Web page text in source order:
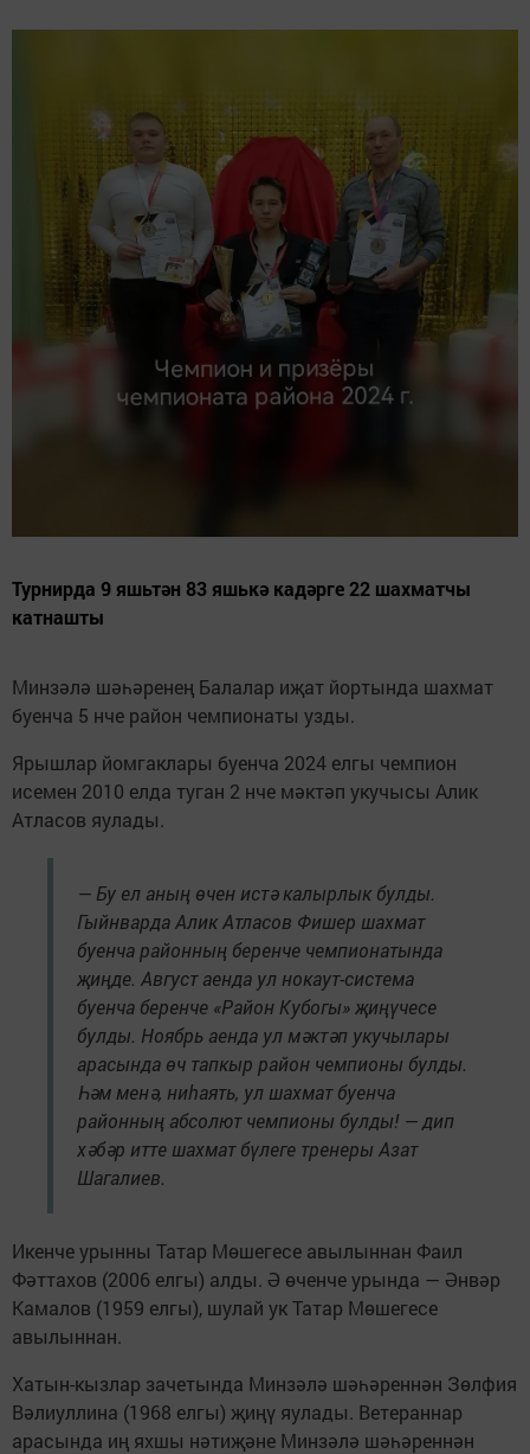
Турнирда 9 яшьтән 83 яшькә кадәрге 22 шахматчы
катнашты
Минзәлә шәһәренең Балалар иҗат йортында шахмат
буенча 5 нче район чемпионаты узды.
Ярышлар йомгаклары буенча 2024 елгы чемпион
исемен 2010 елда туган 2 нче мәктәп укучысы Алик
Атласов яулады.
— Бу ел аның өчен истә калырлык булды.
Гыйнварда Алик Атласов Фишер шахмат
буенча районның беренче чемпионатында
җиңде. Август аенда ул нокаут-система
буенча беренче «Район Кубогы» җиңүчесе
булды. Ноябрь аенда ул мәктәп укучылары
арасында өч тапкыр район чемпионы булды.
Һәм менә, ниһаять, ул шахмат буенча
районның абсолют чемпионы булды! — дип
хәбәр итте шахмат бүлеге тренеры Азат
Шагалиев.
Икенче урынны Татар Мөшегесе авылыннан Фаил
Фәттахов (2006 елгы) алды. Ә өченче урында — Әнвәр
Камалов (1959 елгы), шулай ук Татар Мөшегесе
авылыннан.
Хатын-кызлар зачетында Минзәлә шәһәреннән Зөлфия
Вәлиуллина (1968 елгы) җиңү яулады. Ветераннар
арасында иң яхшы нәтиҗәне Минзәлә шәһәреннән